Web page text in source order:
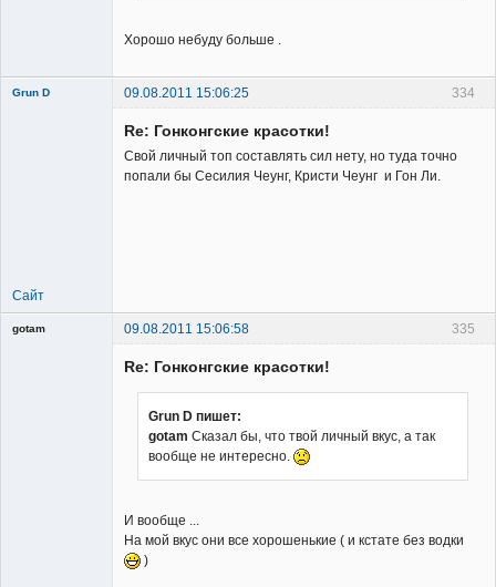
Хорошо небуду больше .
334
Grun D 09.08.2011 15:06:25
Re: Гонконгские красотки!
Свой личный топ составлять сил нету, но туда точно
попали бы Сесилия Чеунг, Кристи Чеунг и Гон Ли.
Сайт
335
gotam
09.08.2011 15:06:58
Re: Гонконгские красотки!
Grun D пишет:
gotam Сказал бы, что твой личный вкус, а так
вообще не интересно.
И вообще ...
На мой вкус они все хорошенькие ( и кстате без водки
)